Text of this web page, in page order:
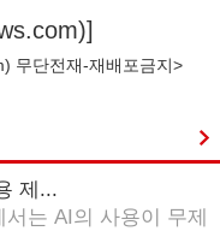
)]
) 무단전재-재배포금지>
제...
는 AI의 사용이 무제